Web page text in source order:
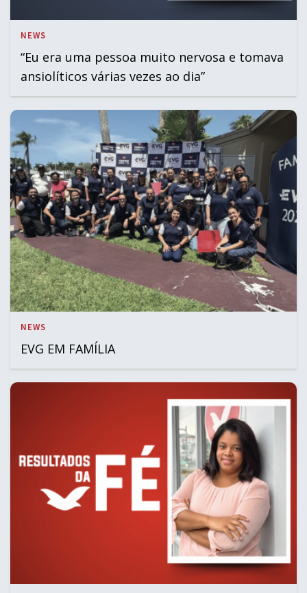
NEWS
“Eu era uma pessoa muito nervosa e tomava
ansiolíticos várias vezes ao dia”
NEWS
EVG EM FAMÍLIA